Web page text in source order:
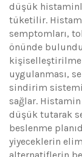
düşük
tüketilir.
semptomları,
önünde
uygulanması,
sindirim
sağlar.
düşük tutarak
beslenme
yiyeceklerin